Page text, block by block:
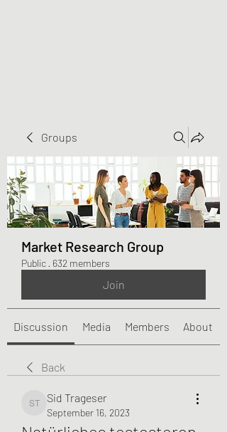
Groups
Market Research Group
Public · 632 members
Join
Discussion Media Members About
Back
Sid Trageser
Sid Trageser
September 16, 2023